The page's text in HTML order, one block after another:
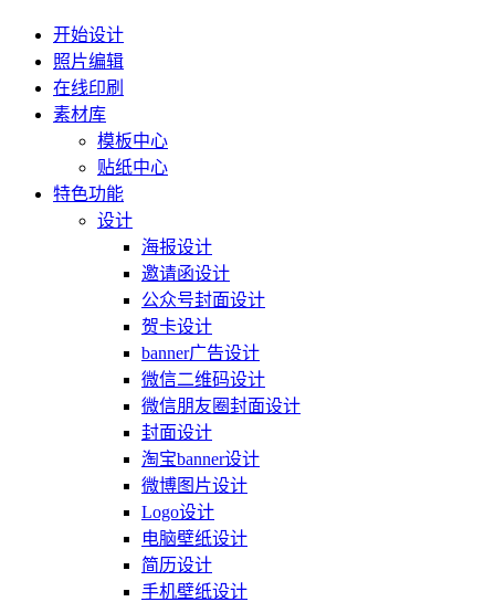
开始设计
照片编辑
在线印刷
素材库
模板中心
贴纸中心
特色功能
设计
海报设计
邀请函设计
公众号封面设计
贺卡设计
banner广告设计
微信二维码设计
微信朋友圈封面设计
封面设计
淘宝banner设计
微博图片设计
Logo设计
电脑壁纸设计
简历设计
手机壁纸设计